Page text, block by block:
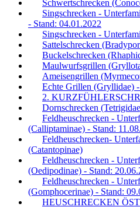
Schwertschrecken
Singschrecken -
- Stand: 04.01.2022
Singschrecken -
Sattelschrecken
Buckelschrecken
Maulwurfsgrillen
Ameisengrillen
Echte Grillen (Gryllidae)
2.
Dornschrecken
Feldheuschrecken -
(Calliptaminae) - Stand:
Feldheuschrecken-
(Catantopinae)
Feldheuschrecken -
(Oedipodinae) - Stand:
Feldheuschrecken -
(Gomphocerinae) - Stand:
HEUSCHRECKEN